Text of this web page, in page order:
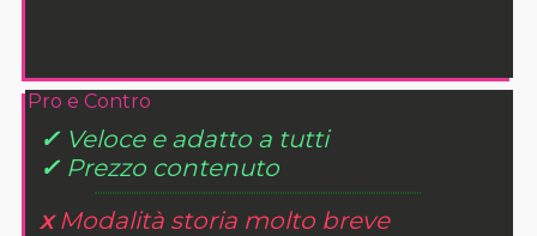
Pro e Contro
✓ Veloce e adatto a tutti
✓ Prezzo contenuto
xModalità storia molto breve